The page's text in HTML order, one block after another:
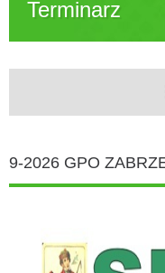
Terminarz
9-2026 GPO